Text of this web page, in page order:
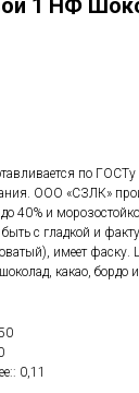
1 НФ
по
ООО «СЗЛК»
40% и
с гладкой и
имеет
какао, бордо
0,11